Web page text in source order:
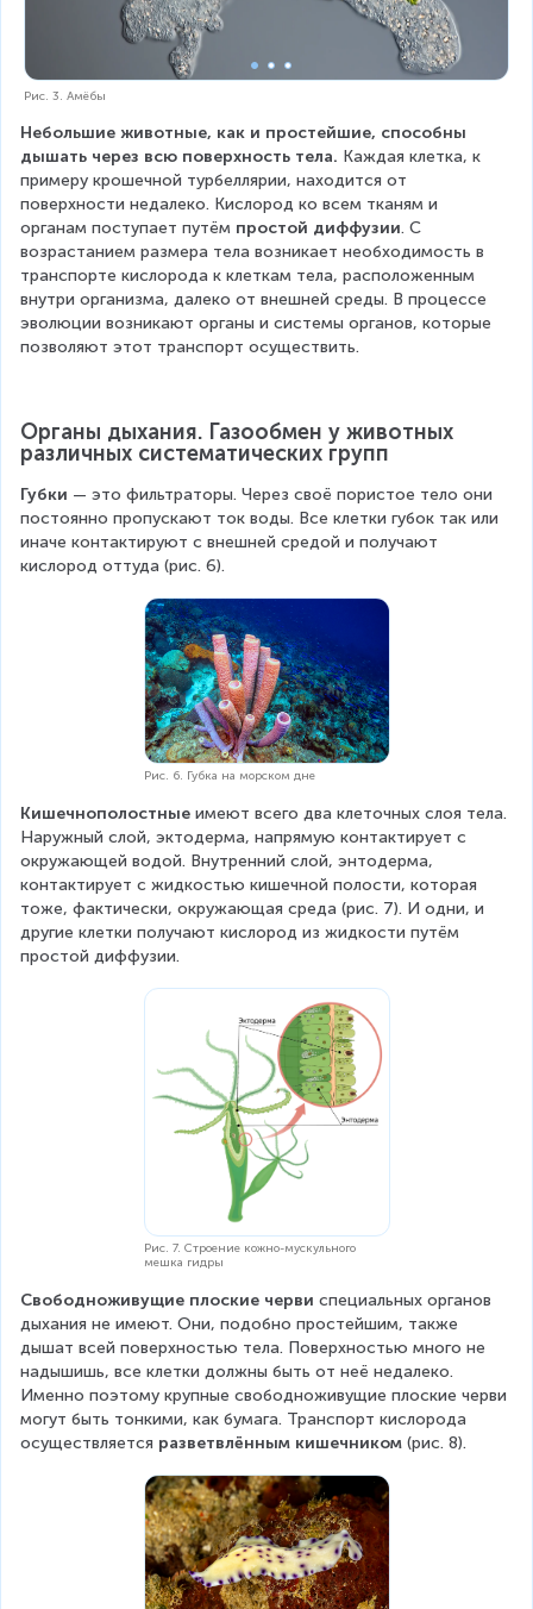
Рис. 3. Амёбы
Небольшие животные, как и простейшие, способны
дышать через всю поверхность тела. Каждая клетка, к
примеру крошечной турбеллярии, находится от
поверхности недалеко. Кислород ко всем тканям и
органам поступает путём простой диффузии. С
возрастанием размера тела возникает необходимость в
транспорте кислорода к клеткам тела, расположенным
внутри организма, далеко от внешней среды. В процессе
эволюции возникают органы и системы органов, которые
позволяют этот транспорт осуществить.
Органы дыхания. Газообмен у животных
различных систематических групп
Губки — это фильтраторы. Через своё пористое тело они
постоянно пропускают ток воды. Все клетки губок так или
иначе контактируют с внешней средой и получают
кислород оттуда (рис. 6).
Рис. 6. Губка на морском дне
Кишечнополостные имеют всего два клеточных слоя тела.
Наружный слой, эктодерма, напрямую контактирует с
окружающей водой. Внутренний слой, энтодерма,
контактирует с жидкостью кишечной полости, которая
тоже, фактически, окружающая среда (рис. 7). И одни, и
другие клетки получают кислород из жидкости путём
простой диффузии.
Рис. 7. Строение кожно-мускульного
мешка гидры
Свободноживущие плоские черви специальных органов
дыхания не имеют. Они, подобно простейшим, также
дышат всей поверхностью тела. Поверхностью много не
надышишь, все клетки должны быть от неё недалеко.
Именно поэтому крупные свободноживущие плоские черви
могут быть тонкими, как бумага. Транспорт кислорода
осуществляется разветвлённым кишечником (рис. 8).